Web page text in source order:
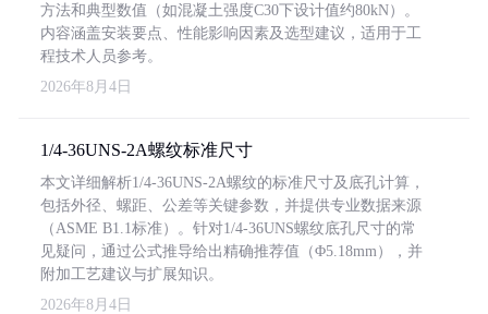
方法和典型数值（如混凝土强度C30下设计值约80kN）。
内容涵盖安装要点、性能影响因素及选型建议，适用于工
程技术人员参考。
2026年8月4日
1/4-36UNS-2A螺纹标准尺寸
本文详细解析1/4-36UNS-2A螺纹的标准尺寸及底孔计算，
包括外径、螺距、公差等关键参数，并提供专业数据来源
（ASME B1.1标准）。针对1/4-36UNS螺纹底孔尺寸的常
见疑问，通过公式推导给出精确推荐值（Φ5.18mm），并
附加工艺建议与扩展知识。
2026年8月4日